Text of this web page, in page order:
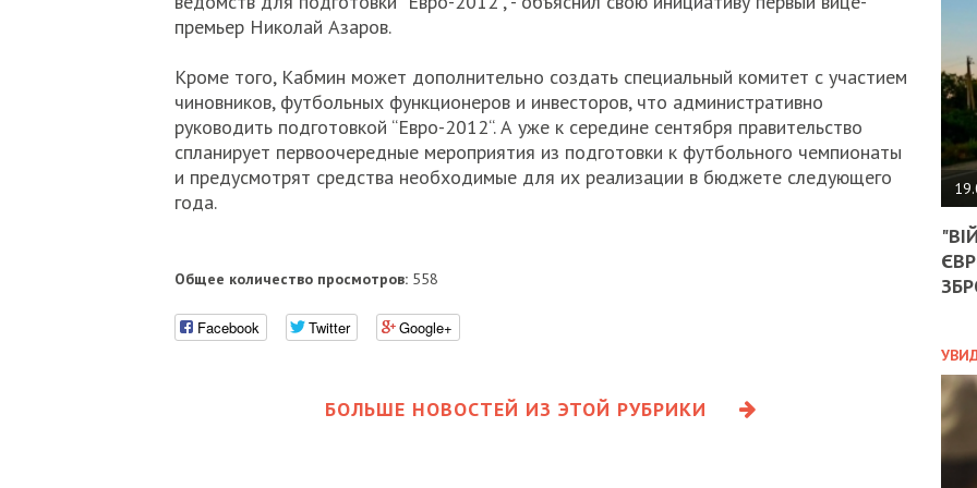
премьер Николай Азаров.
Кроме того, Кабмин может дополнительно создать специальный комитет с участием
чиновников, футбольных функционеров и инвесторов, что административно
руководить подготовкой “Евро-2012“. А уже к середине сентября правительство
спланирует первоочередные мероприятия из подготовки к футбольного чемпионаты
и предусмотрят средства необходимые для их реализации в бюджете следующего
года.
Общее количество просмотров:558
Facebook Twitter Google+
БОЛЬШЕ НОВОСТЕЙ ИЗ ЭТОЙ РУБРИКИ
НА